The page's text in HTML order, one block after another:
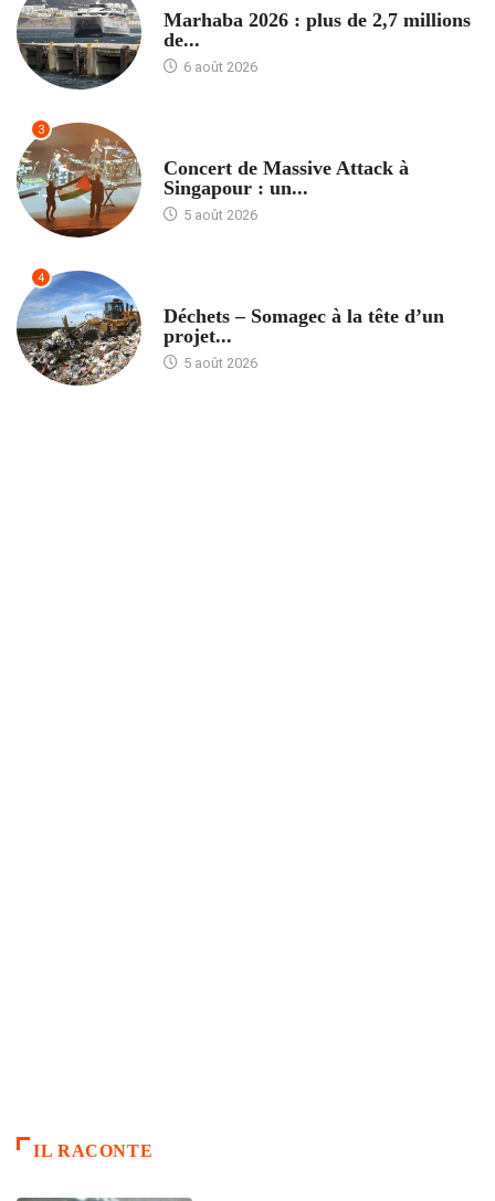
Marhaba 2026 : plus de 2,7 millions
de...
6 août 2026
3
Concert de Massive Attack à
Singapour : un...
5 août 2026
4
Déchets – Somagec à la tête d’un
projet...
5 août 2026
IL RACONTE